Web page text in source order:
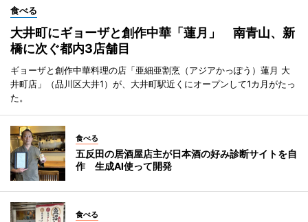
食べる
大井町にギョーザと創作中華「蓮月」 南青山、新
橋に次ぐ都内3店舗目
ギョーザと創作中華料理の店「亜細亜割烹（アジアかっぽう）蓮月 大
井町店」（品川区大井1）が、大井町駅近くにオープンして1カ月がたっ
た。
食べる
五反田の居酒屋店主が日本酒の好み診断サイトを自
作 生成AI使って開発
食べる